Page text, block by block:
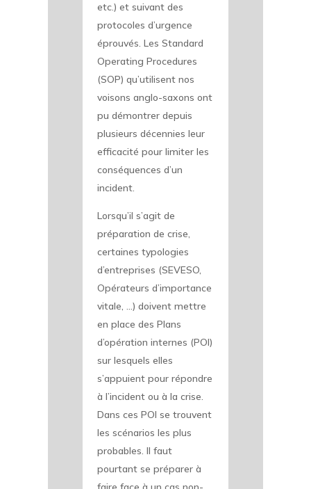
etc.) et suivant des
protocoles d’urgence
éprouvés. Les Standard
Operating Procedures
(SOP) qu’utilisent nos
voisons anglo-saxons ont
pu démontrer depuis
plusieurs décennies leur
efficacité pour limiter les
conséquences d’un
incident.
Lorsqu’il s’agit de
préparation de crise,
certaines typologies
d’entreprises (SEVESO,
Opérateurs d’importance
vitale, …) doivent mettre
en place des Plans
d’opération internes (POI)
sur lesquels elles
s’appuient pour répondre
à l’incident ou à la crise.
Dans ces POI se trouvent
les scénarios les plus
probables. Il faut
pourtant se préparer à